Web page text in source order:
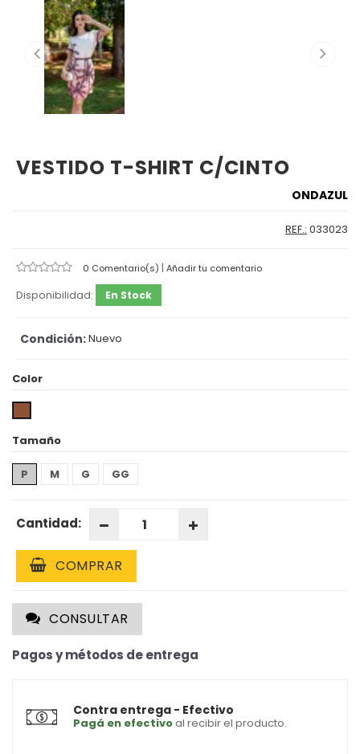
VESTIDO T-SHIRT C/CINTO
ONDAZUL
REF.: 033023
0 Comentario(s) | Añadir tu comentario
Disponibilidad: En Stock
Condición:Nuevo
Color
Tamaño
P M G GG
Cantidad:
COMPRAR
CONSULTAR
Pagos y métodos de entrega
Contra entrega - Efectivo
Pagá en efectivoal recibir el producto.